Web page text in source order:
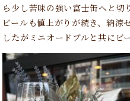
ら少し苦味の強い富士缶へと
ビールも値上がりが続き、納涼
したがミニオードブルと共にビ